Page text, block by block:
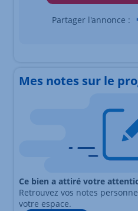
Partager l'annonce :
Mes notes sur le
Ce bien a attiré votre
Retrouvez vos notes
votre espace.